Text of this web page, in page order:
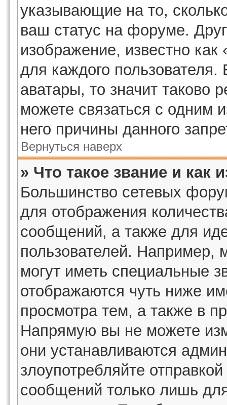
указывающие на то,
ваш статус на форуме.
изображение, известно
для каждого
аватары, то значит
можете связаться с одним
него причины данного
Вернуться наверх
» Что такое звание и как
Большинство сетевых
для отображения
сообщений, а также для
пользователей. Например,
могут иметь специальные
отображаются чуть ниже
просмотра тем, а также в
Напрямую вы не можете
они устанавливаются
злоупотребляйте
сообщений только лишь